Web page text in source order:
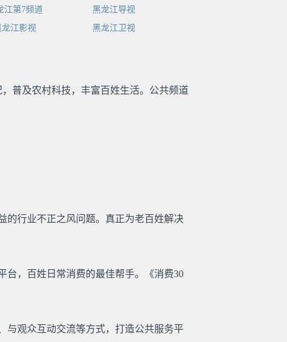
江第7频道
黑龙江导视
龙江影视 黑龙江卫视
普及农村科技，丰富百姓生活。公共频道
的行业不正之风问题。真正为老百姓解决
台，百姓日常消费的最佳帮手。《消费30
与观众互动交流等方式，打造公共服务平